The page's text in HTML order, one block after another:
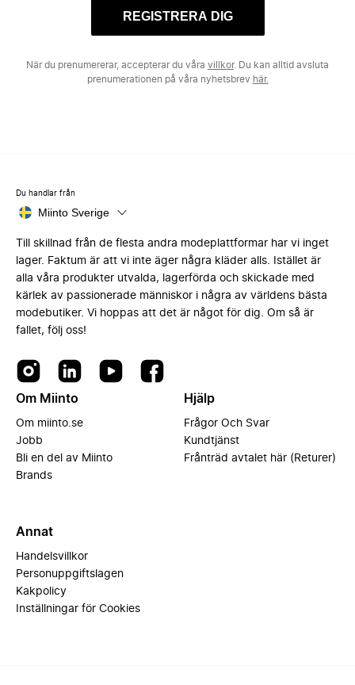
REGISTRERA DIG
När du prenumererar, accepterar du våra villkor. Du kan alltid avsluta
prenumerationen på våra nyhetsbrev här.
Du handlar från
Miinto Sverige
Till skillnad från de flesta andra modeplattformar har vi inget
lager. Faktum är att vi inte äger några kläder alls. Istället är
alla våra produkter utvalda, lagerförda och skickade med
kärlek av passionerade människor i några av världens bästa
modebutiker. Vi hoppas att det är något för dig. Om så är
fallet, följ oss!
Om Miinto
Om miinto.se
Jobb
Bli en del av Miinto
Brands
Hjälp
Frågor Och Svar
Kundtjänst
Frånträd avtalet här (Returer)
Annat
Handelsvillkor
Personuppgiftslagen
Kakpolicy
Inställningar för Cookies